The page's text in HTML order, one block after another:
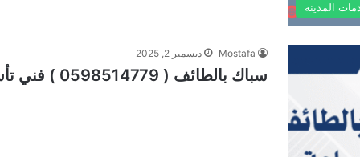
المدينة
Mostafa ديسمبر 2, 2025
سباك بالطائف ( 0598514779 ) فني تأسيس 24/7 ساعة الحوية